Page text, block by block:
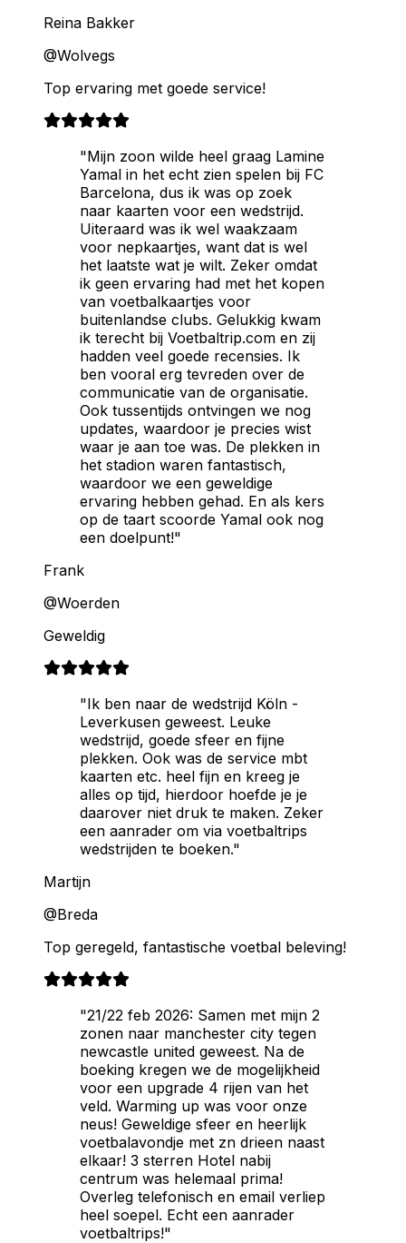
Reina Bakker
@Wolvegs
Top ervaring met goede service!
"Mijn zoon wilde heel graag Lamine
Yamal in het echt zien spelen bij FC
Barcelona, dus ik was op zoek
naar kaarten voor een wedstrijd.
Uiteraard was ik wel waakzaam
voor nepkaartjes, want dat is wel
het laatste wat je wilt. Zeker omdat
ik geen ervaring had met het kopen
van voetbalkaartjes voor
buitenlandse clubs. Gelukkig kwam
ik terecht bij Voetbaltrip.com en zij
hadden veel goede recensies. Ik
ben vooral erg tevreden over de
communicatie van de organisatie.
Ook tussentijds ontvingen we nog
updates, waardoor je precies wist
waar je aan toe was. De plekken in
het stadion waren fantastisch,
waardoor we een geweldige
ervaring hebben gehad. En als kers
op de taart scoorde Yamal ook nog
een doelpunt!"
Frank
@Woerden
Geweldig
"Ik ben naar de wedstrijd Köln -
Leverkusen geweest. Leuke
wedstrijd, goede sfeer en fijne
plekken. Ook was de service mbt
kaarten etc. heel fijn en kreeg je
alles op tijd, hierdoor hoefde je je
daarover niet druk te maken. Zeker
een aanrader om via voetbaltrips
wedstrijden te boeken."
Martijn
@Breda
Top geregeld, fantastische voetbal beleving!
"21/22 feb 2026: Samen met mijn 2
zonen naar manchester city tegen
newcastle united geweest. Na de
boeking kregen we de mogelijkheid
voor een upgrade 4 rijen van het
veld. Warming up was voor onze
neus! Geweldige sfeer en heerlijk
voetbalavondje met zn drieen naast
elkaar! 3 sterren Hotel nabij
centrum was helemaal prima!
Overleg telefonisch en email verliep
heel soepel. Echt een aanrader
voetbaltrips!"